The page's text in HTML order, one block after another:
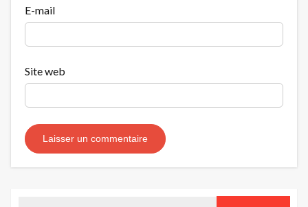
E-mail
Site web